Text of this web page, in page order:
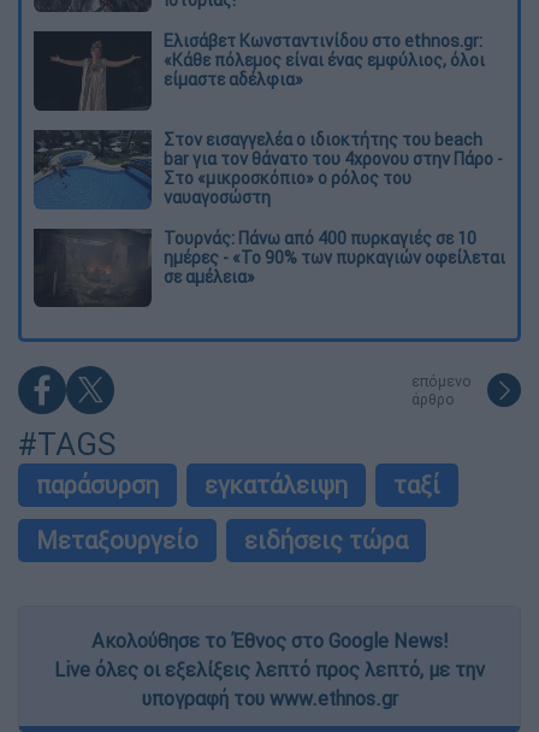
Ελισάβετ Κωνσταντινίδου στο ethnos.gr:
«Κάθε πόλεμος είναι ένας εμφύλιος, όλοι
είμαστε αδέλφια»
Στον εισαγγελέα ο ιδιοκτήτης του beach
bar για τον θάνατο του 4χρονου στην Πάρο -
Στο «μικροσκόπιο» ο ρόλος του
ναυαγοσώστη
Τουρνάς: Πάνω από 400 πυρκαγιές σε 10
ημέρες - «Το 90% των πυρκαγιών οφείλεται
σε αμέλεια»
επόμενο
άρθρο
#TAGS
παράσυρση εγκατάλειψη
ταξί
Μεταξουργείο
ειδήσεις τώρα
Ακολούθησε το Έθνος στο Google News!
Live όλες οι εξελίξεις λεπτό προς λεπτό, με την
υπογραφή του www.ethnos.gr